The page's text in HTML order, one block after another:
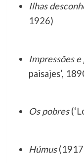
Ilhas
1926)
Impressões e
paisajes’,
Os pobres
Húmus